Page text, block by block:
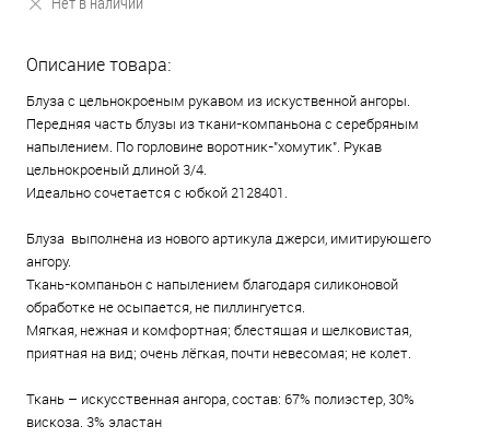
Описание товара:
Блуза с цельнокроеным рукавом из искуственной ангоры.
Передняя часть блузы из ткани-компаньона с серебряным
напылением. По горловине воротник-"хомутик". Рукав
цельнокроеный длиной 3/4.
Идеально сочетается с юбкой 2128401.
Блуза выполнена из нового артикула джерси, имитирующего
ангору.
Ткань-компаньон с напылением благодаря силиконовой
обработке не осыпается, не пиллингуется.
Мягкая, нежная и комфортная; блестящая и шелковистая,
приятная на вид; очень лёгкая, почти невесомая; не колет.
Ткань – искусственная ангора, состав: 67% полиэстер, 30%
вискоза. 3% эластан